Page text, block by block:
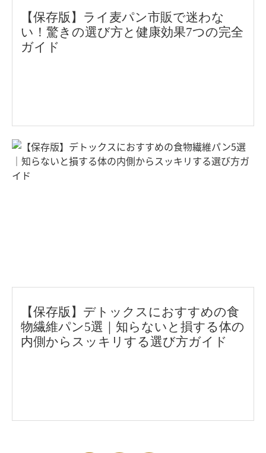
【保存版】ライ麦パン市販で迷わな
い！驚きの選び方と健康効果7つの完全
ガイド
【保存版】デトックスにおすすめの食
物繊維パン5選｜知らないと損する体の
内側からスッキリする選び方ガイド